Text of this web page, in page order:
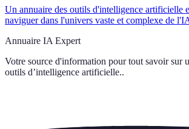
Un annuaire des outils d'intelligence artificielle
naviguer dans l'univers vaste et complexe de
Annuaire IA Expert
Votre source d'information pour tout savoir sur
outils d’intelligence artificielle..